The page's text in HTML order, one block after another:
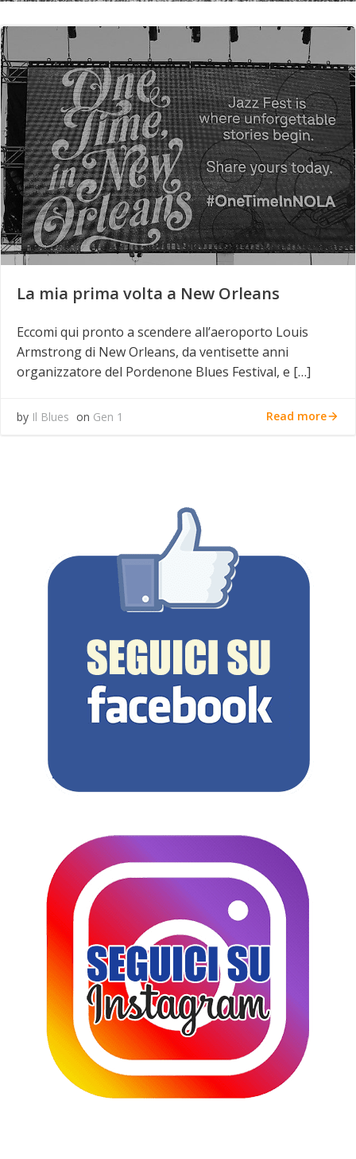
La mia prima volta a New Orleans
Eccomi qui pronto a scendere all’aeroporto Louis
Armstrong di New Orleans, da ventisette anni
organizzatore del Pordenone Blues Festival, e […]
by Il Blues on Gen 1 Read more